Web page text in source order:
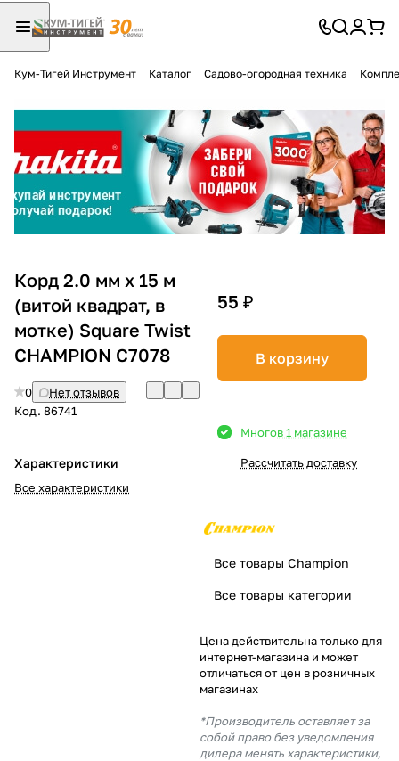
Кум-Тигей Инструмент Каталог Садово-огородная техника
Корд 2.0 мм х 15 м
(витой квадрат, в
мотке) Square Twist
CHAMPION С7078
0
Нет отзывов
Код. 86741
Характеристики
Все характеристики
55 ₽
В корзину
Многов 1 магазине
Рассчитать доставку
Все товары Champion
Все товары категории
Цена действительна только для
интернет-магазина и может
отличаться от цен в розничных
магазинах
*Производитель оставляет за
собой право без уведомления
дилера менять характеристики,
Разбейте
оплатуна части
без переплат
График платежей
Сегодня
25 %
% картой любого банка
% будут
с вашей карты